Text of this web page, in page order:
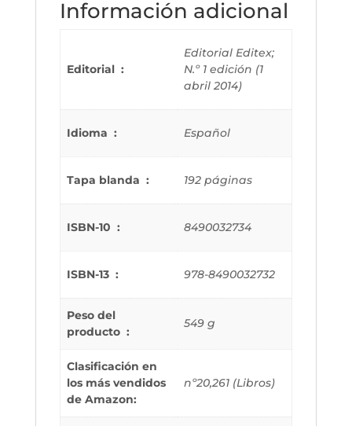
Información adicional
Editorial ‏ : ‎
Editorial Editex;
N.º 1 edición (1
abril 2014)
Idioma ‏ : ‎ Español
Tapa blanda ‏ : ‎ 192 páginas
ISBN-10 ‏ : ‎ 8490032734
ISBN-13 ‏ : ‎ 978-8490032732
Peso del
producto ‏ : ‎
549 g
Clasificación en
los más vendidos
de Amazon:
nº20,261 (Libros)